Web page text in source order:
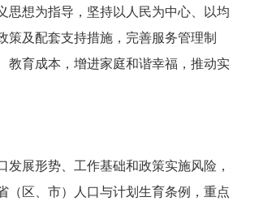
思想为指导，坚持以人民为中心、以均
及配套支持措施，完善服务管理制
教育成本，增进家庭和谐幸福，推动实
发展形势、工作基础和政策实施风险，
（区、市）人口与计划生育条例，重点